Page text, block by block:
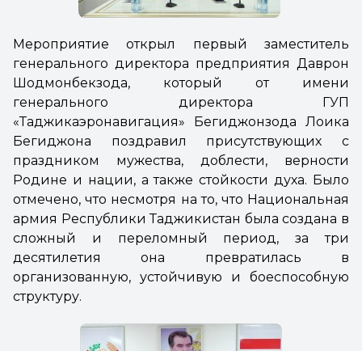
Мероприятие открыл первый заместитель
генерального директора предприятия Даврон
Шодмонбекзода, который от имени
генерального директора ГУП
«Таджикаэронавигация» Бегиджонзода Лоика
Бегиджона поздравил присутствующих с
праздником мужества, доблести, верности
Родине и нации, а также стойкости духа. Было
отмечено, что несмотря на то, что Национальная
армия Республики Таджикистан была создана в
сложный и переломный период, за три
десятилетия она превратилась в
организованную, устойчивую и боеспособную
структуру.